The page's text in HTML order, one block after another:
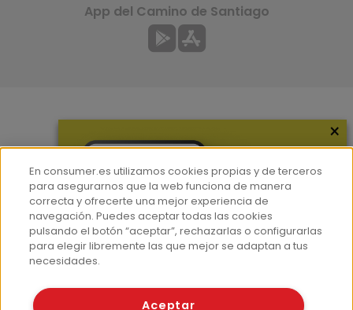
Hemeroteca
Contacto
Prensa
Corpus Lingüístico Consumer
App del Camino de Santiago
© Fundación EROSKI
×
En consumer.es utilizamos cookies propias y de terceros
para asegurarnos que la web funciona de manera
correcta y ofrecerte una mejor experiencia de
navegación. Puedes aceptar todas las cookies
pulsando el botón “aceptar”, rechazarlas o configurarlas
para elegir libremente las que mejor se adaptan a tus
necesidades.
Aceptar